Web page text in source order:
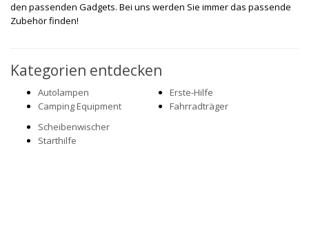
den passenden Gadgets. Bei uns werden Sie immer das passende
Zubehör finden!
Kategorien entdecken
Autolampen
Camping Equipment
Erste-Hilfe
Fahrradträger
Scheibenwischer
Starthilfe